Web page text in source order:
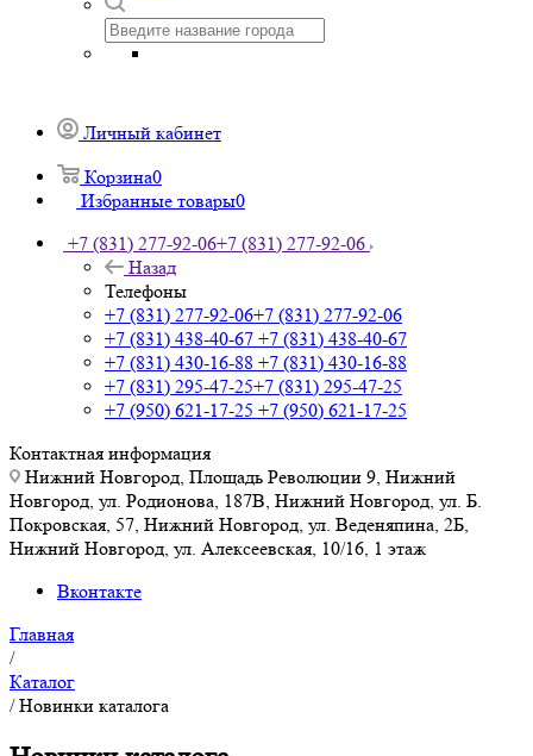
Личный кабинет
Корзина0
Избранные товары0
+7 (831) 277-92-06+7 (831) 277-92-06
Назад
Телефоны
+7 (831) 277-92-06+7 (831) 277-92-06
+7 (831) 438-40-67 +7 (831) 438-40-67
+7 (831) 430-16-88 +7 (831) 430-16-88
+7 (831) 295-47-25+7 (831) 295-47-25
+7 (950) 621-17-25 +7 (950) 621-17-25
Контактная информация
Нижний Новгород, Площадь Революции 9, Нижний
Новгород, ул. Родионова, 187В, Нижний Новгород, ул. Б.
Покровская, 57, Нижний Новгород, ул. Веденяпина, 2Б,
Нижний Новгород, ул. Алексеевская, 10/16, 1 этаж
Вконтакте
Главная
/
Каталог
/Новинки каталога